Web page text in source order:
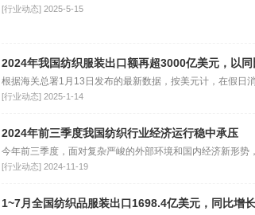
[行业动态] 2025-5-15
2024年我国纺织服装出口额再超3000亿美元，以
根据海关总署1月13日发布的最新数据，按美元计，在假日
[行业动态] 2025-1-14
2024年前三季度我国纺织行业经济运行稳中承压
今年前三季度，面对复杂严峻的外部环境和国内经济新形势
[行业动态] 2024-11-19
1~7月全国纺织品服装出口1698.4亿美元，同比增